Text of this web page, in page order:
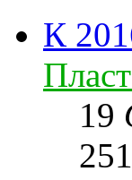
К
19